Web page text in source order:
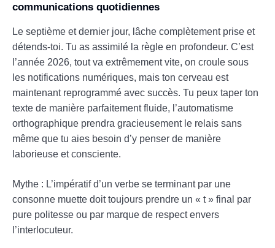
communications quotidiennes
Le septième et dernier jour, lâche complètement prise et
détends-toi. Tu as assimilé la règle en profondeur. C’est
l’année 2026, tout va extrêmement vite, on croule sous
les notifications numériques, mais ton cerveau est
maintenant reprogrammé avec succès. Tu peux taper ton
texte de manière parfaitement fluide, l’automatisme
orthographique prendra gracieusement le relais sans
même que tu aies besoin d’y penser de manière
laborieuse et consciente.
Mythe : L’impératif d’un verbe se terminant par une
consonne muette doit toujours prendre un « t » final par
pure politesse ou par marque de respect envers
l’interlocuteur.